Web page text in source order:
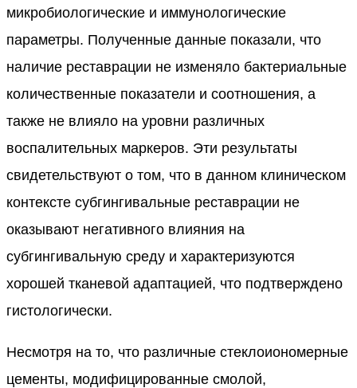
микробиологические и иммунологические
параметры. Полученные данные показали, что
наличие реставрации не изменяло бактериальные
количественные показатели и соотношения, а
также не влияло на уровни различных
воспалительных маркеров. Эти результаты
свидетельствуют о том, что в данном клиническом
контексте субгингивальные реставрации не
оказывают негативного влияния на
субгингивальную среду и характеризуются
хорошей тканевой адаптацией, что подтверждено
гистологически.
Несмотря на то, что различные стеклоиономерные
цементы, модифицированные смолой,